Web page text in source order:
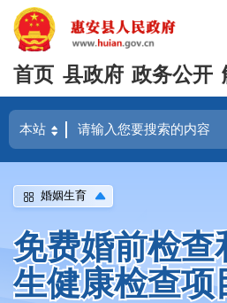
首页 县政府 政务公开
婚姻生育
免费婚前检查
生健康检查项